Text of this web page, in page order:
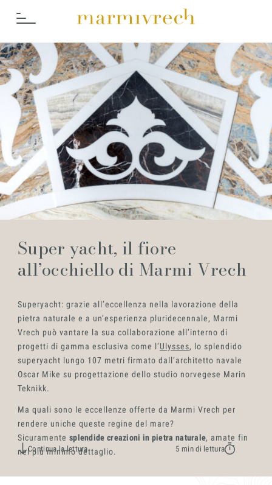
Cosa
Settori
Progetti
Super yacht, il fiore
all’occhiello di Marmi Vrech
Superyacht: grazie all’eccellenza nella lavorazione della
pietra naturale e a un’esperienza pluridecennale, Marmi
Vrech può vantare la sua collaborazione all’interno di
progetti di gamma esclusiva come l’Ulysses, lo splendido
superyacht lungo 107 metri firmato dall’architetto navale
Oscar Mike su progettazione dello studio norvegese Marin
Teknikk.
Ma quali sono le eccellenze offerte da Marmi Vrech per
rendere uniche queste regine del mare?
Sicuramente splendide creazioni in pietra naturale, amate fin
nel più minimo dettaglio.
Continua la lettura 5 min di lettura